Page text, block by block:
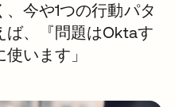
今や1つの行動パタ
ば、『問題はOktaす
います」